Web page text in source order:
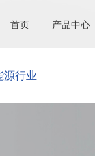
首页 产品中心
源行业